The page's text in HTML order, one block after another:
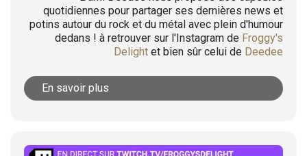
quotidiennes pour partager ses dernières news et
potins autour du rock et du métal avec plein d'humour
dedans ! à retrouver sur l'Instagram de Froggy's
Delight et bien sûr celui de Deedee
En savoir plus